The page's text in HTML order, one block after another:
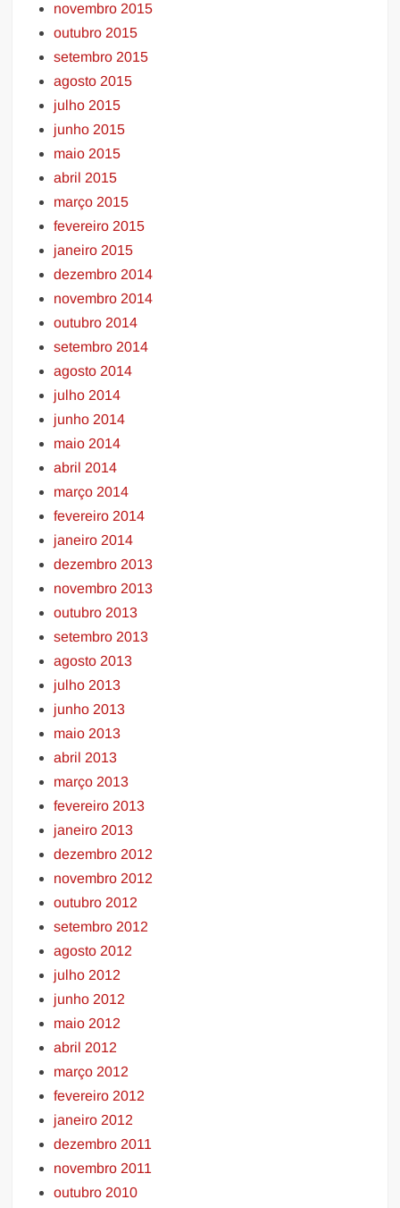
novembro 2015
outubro 2015
setembro 2015
agosto 2015
julho 2015
junho 2015
maio 2015
abril 2015
março 2015
fevereiro 2015
janeiro 2015
dezembro 2014
novembro 2014
outubro 2014
setembro 2014
agosto 2014
julho 2014
junho 2014
maio 2014
abril 2014
março 2014
fevereiro 2014
janeiro 2014
dezembro 2013
novembro 2013
outubro 2013
setembro 2013
agosto 2013
julho 2013
junho 2013
maio 2013
abril 2013
março 2013
fevereiro 2013
janeiro 2013
dezembro 2012
novembro 2012
outubro 2012
setembro 2012
agosto 2012
julho 2012
junho 2012
maio 2012
abril 2012
março 2012
fevereiro 2012
janeiro 2012
dezembro 2011
novembro 2011
outubro 2010